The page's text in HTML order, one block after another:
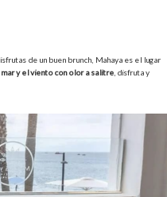
de un buen brunch, Mahaya es el lugar
y el viento con olor a salitre , disfruta y